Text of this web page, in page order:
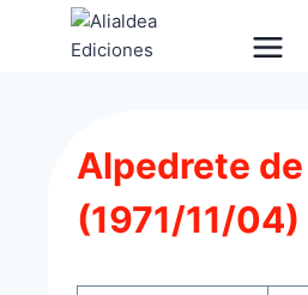
Alpedrete
(1971/11/04)